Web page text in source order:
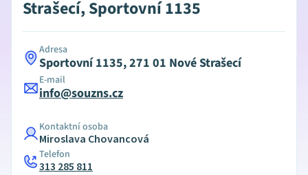
Strašecí, Sportovní 1135
Adresa
Sportovní 1135, 271 01 Nové Strašecí
E-mail
info@souzns.cz
Kontaktní osoba
Miroslava Chovancová
Telefon
313 285 811